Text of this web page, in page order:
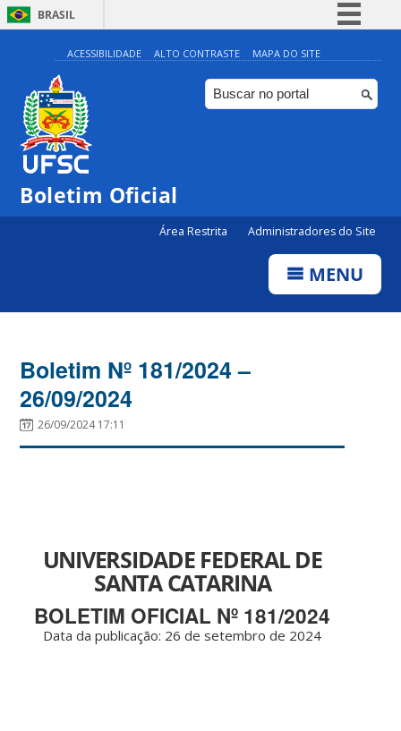
BRASIL
Simplifique!
Comunica BR
Participe
ACESSIBILIDADE ALTO CONTRASTE MAPA DO SITE
Boletim Oficial
Área Restrita Administradores do Site
MENU
Boletim Nº 181/2024 –
26/09/2024
26/09/2024 17:11
UNIVERSIDADE FEDERAL DE
SANTA CATARINA
BOLETIM OFICIAL Nº 181/2024
Data da publicação: 26 de setembro de 2024